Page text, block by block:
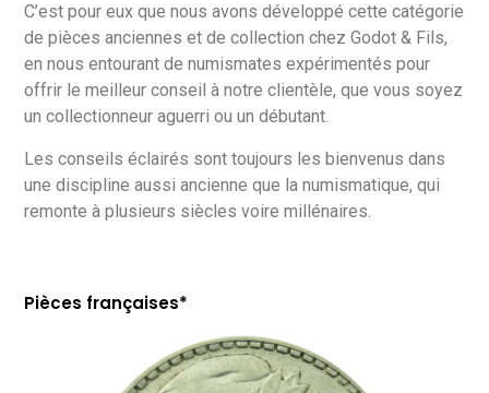
C’est pour eux que nous avons développé cette catégorie
de pièces anciennes et de collection chez Godot & Fils,
en nous entourant de numismates expérimentés pour
offrir le meilleur conseil à notre clientèle, que vous soyez
un collectionneur aguerri ou un débutant.
Les conseils éclairés sont toujours les bienvenus dans
une discipline aussi ancienne que la numismatique, qui
remonte à plusieurs siècles voire millénaires.
Pièces françaises*